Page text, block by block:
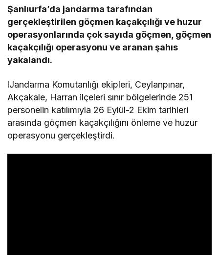
Şanlıurfa’da jandarma tarafından
gerçekleştirilen göçmen kaçakçılığı ve huzur
operasyonlarında çok sayıda göçmen, göçmen
kaçakçılığı operasyonu ve aranan şahıs
yakalandı.
lJandarma Komutanlığı ekipleri, Ceylanpınar,
Akçakale, Harran ilçeleri sınır bölgelerinde 251
personelin katılımıyla 26 Eylül-2 Ekim tarihleri
arasında göçmen kaçakçılığını önleme ve huzur
operasyonu gerçekleştirdi.